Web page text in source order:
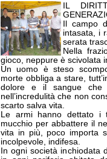
IL
Il campo
intasata, i
serata
Nella
gioco, neppure è scivolata
Un uomo è steso
morte obbliga a stare,
dolore e il sangue che
nell’incredulità che non
scarto salva vita.
Le armi hanno dettato i
mucchio per abbattere il
vita in più, poco importa
incolpevole, indifesa.
In ogni società inchiodata